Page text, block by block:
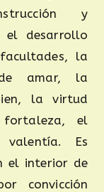
y
el desarrollo
la
amar, la
la virtud
el
Es
el interior de
convicción